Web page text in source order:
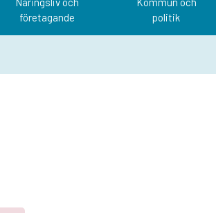
företagande
politik